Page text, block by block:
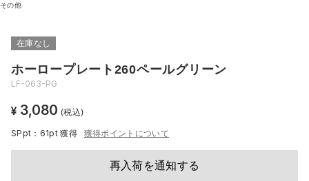
その他
在庫なし
ホーロープレート260ペールグリーン
LF-063-PG
¥ 3,080 (税込)
SPpt：61pt獲得 獲得ポイントについて
再入荷を通知する